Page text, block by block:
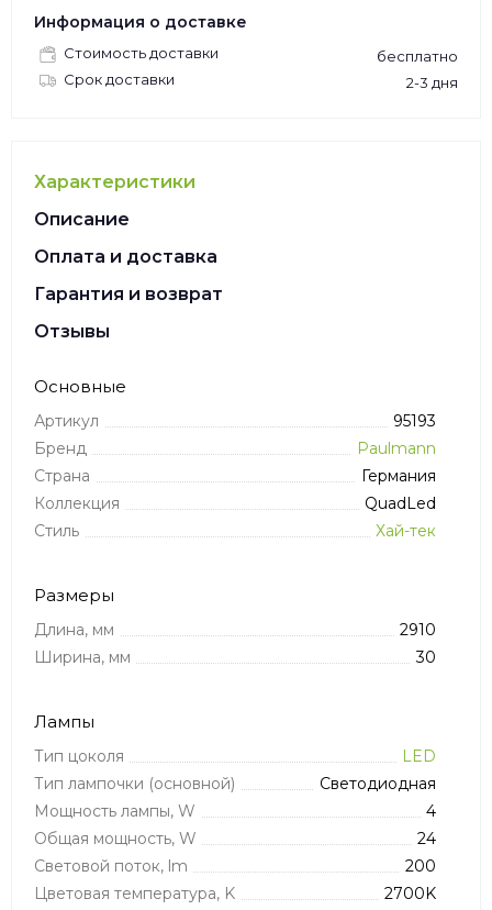
Информация о доставке
Стоимость доставки
бесплатно
Срок доставки
2-3 дня
Характеристики
Описание
Оплата и доставка
Гарантия и возврат
Отзывы
Основные
Артикул
95193
Бренд
Paulmann
Страна
Германия
Коллекция
QuadLed
Стиль
Хай-тек
Размеры
Длина, мм
2910
Ширина, мм
30
Лампы
Тип цоколя
LED
Тип лампочки (основной)
Светодиодная
Мощность лампы, W
4
Общая мощность, W
24
Световой поток, lm
200
Цветовая температура, K
2700K